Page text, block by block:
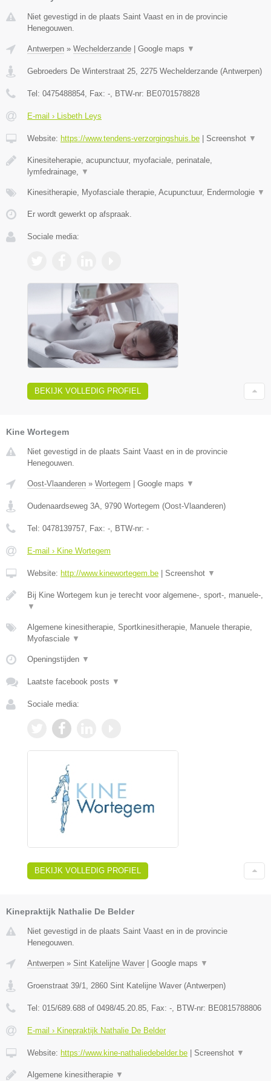
Niet gevestigd in de plaats Saint Vaast en in de provincie
Henegouwen.
Antwerpen » Wechelderzande Google maps ▼
Gebroeders De Winterstraat 25 2275 Wechelderzande (Antwerpen)
Tel: 0475488854 , Fax: - , BTW-nr: BE0701578828
E-mail › Lisbeth Leys
Website: https://www.tendens-verzorgingshuis.be Screenshot ▼
Kinesiteherapie, acupunctuur, myofaciale, perinatale,
lymfedrainage,
▼
Kinesitherapie, Myofasciale therapie, Acupunctuur, Endermologie ▼
Er wordt gewerkt op afspraak.
Sociale media:
BEKIJK VOLLEDIG PROFIEL
Kine Wortegem
Niet gevestigd in de plaats Saint Vaast en in de provincie
Henegouwen.
Oost-Vlaanderen » Wortegem Google maps ▼
Oudenaardseweg 3A 9790 Wortegem (Oost-Vlaanderen)
Tel: 0478139757 , Fax: - , BTW-nr: -
E-mail › Kine Wortegem
Website: http://www.kinewortegem.be Screenshot ▼
Bij Kine Wortegem kun je terecht voor algemene-, sport-, manuele-,
▼
Algemene kinesitherapie, Sportkinesitherapie, Manuele therapie,
Myofasciale ▼
Openingstijden ▼
Laatste facebook posts ▼
Sociale media:
BEKIJK VOLLEDIG PROFIEL
Kinepraktijk Nathalie De Belder
Niet gevestigd in de plaats Saint Vaast en in de provincie
Henegouwen.
Antwerpen » Sint Katelijne Waver Google maps ▼
Groenstraat 39/1, 2860 Sint Katelijne Waver (Antwerpen)
Tel: 015/689.688 of 0498/45.20.85, Fax: -, BTW-nr: BE0815788806
E-mail › Kinepraktijk Nathalie De Belder
Website: https://www.kine-nathaliedebelder.be Screenshot ▼
Algemene kinesitherapie ▼